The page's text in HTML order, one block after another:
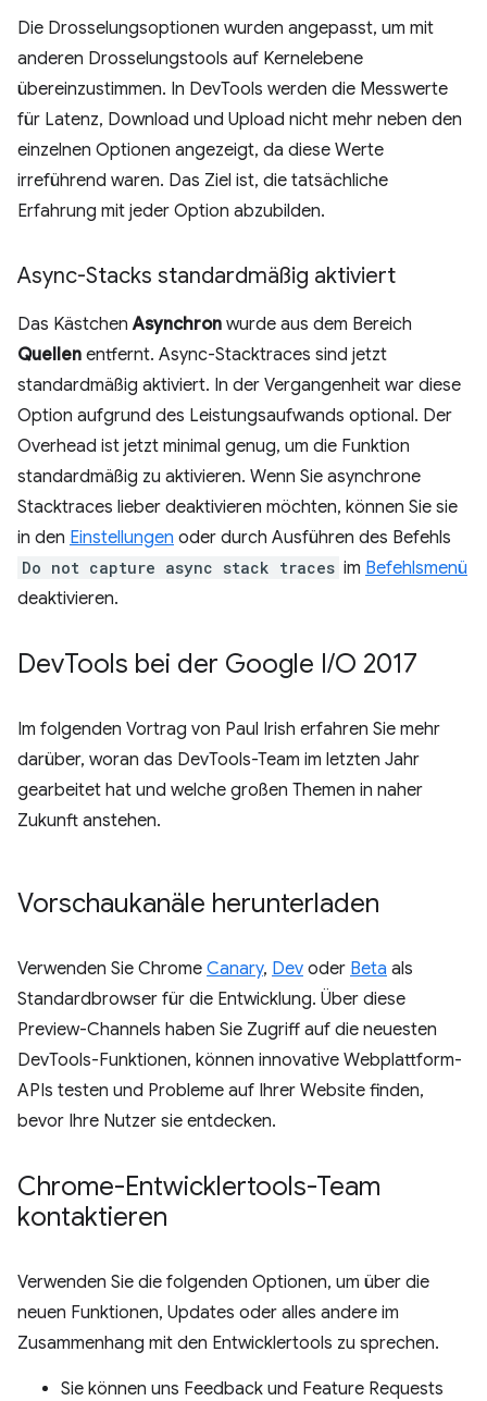
Die Drosselungsoptionen wurden angepasst, um mit
anderen Drosselungstools auf Kernelebene
übereinzustimmen. In DevTools werden die Messwerte
für Latenz, Download und Upload nicht mehr neben den
einzelnen Optionen angezeigt, da diese Werte
irreführend waren. Das Ziel ist, die tatsächliche
Erfahrung mit jeder Option abzubilden.
Async-Stacks standardmäßig aktiviert
Das KästchenAsynchron wurde aus dem Bereich
Quellen entfernt. Async-Stacktraces sind jetzt
standardmäßig aktiviert. In der Vergangenheit war diese
Option aufgrund des Leistungsaufwands optional. Der
Overhead ist jetzt minimal genug, um die Funktion
standardmäßig zu aktivieren. Wenn Sie asynchrone
Stacktraces lieber deaktivieren möchten, können Sie sie
in den Einstellungen oder durch Ausführen des Befehls
Do not capture async stack traces im Befehlsmenü
deaktivieren.
DevTools bei der Google I/O 2017
Im folgenden Vortrag von Paul Irish erfahren Sie mehr
darüber, woran das DevTools-Team im letzten Jahr
gearbeitet hat und welche großen Themen in naher
Zukunft anstehen.
Vorschaukanäle herunterladen
Verwenden Sie Chrome Canary, Dev oder Beta als
Standardbrowser für die Entwicklung. Über diese
Preview-Channels haben Sie Zugriff auf die neuesten
DevTools-Funktionen, können innovative Webplattform-
APIs testen und Probleme auf Ihrer Website finden,
bevor Ihre Nutzer sie entdecken.
Chrome-Entwicklertools-Team
kontaktieren
Verwenden Sie die folgenden Optionen, um über die
neuen Funktionen, Updates oder alles andere im
Zusammenhang mit den Entwicklertools zu sprechen.
Sie können uns Feedback und Feature Requests